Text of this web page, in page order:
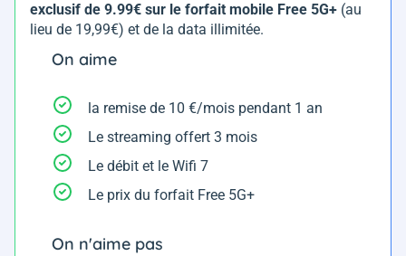
exclusif de 9.99€ sur le forfait mobile Free 5G+ (au
lieu de 19,99€) et de la data illimitée.
On aime
la remise de 10 €/mois pendant 1 an
Le streaming offert 3 mois
Le débit et le Wifi 7
Le prix du forfait Free 5G+
On n'aime pas